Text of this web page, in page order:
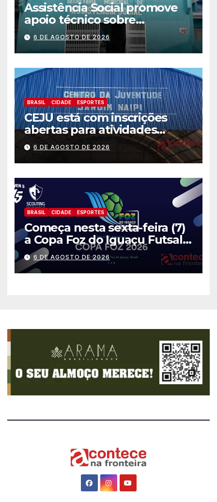
Assistência Social promove
apoio técnico sobre
preparação e resposta a
situações de emergência e
calamidade pública
6 DE AGOSTO DE 2026
BRASIL CIDADE ESPORTES
CEJU está com inscrições
abertas para atividades
gratuitas
6 DE AGOSTO DE 2026
BRASIL CIDADE ESPORTES
Começa nesta sexta-feira (7)
a Copa Foz do Iguaçu Futsal
2026 com equipes de quatro
países
6 DE AGOSTO DE 2026